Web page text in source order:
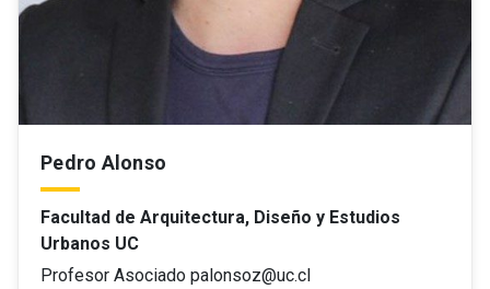
Pedro Alonso
Facultad de Arquitectura, Diseño y Estudios
Urbanos UC
Profesor Asociado palonsoz@uc.cl